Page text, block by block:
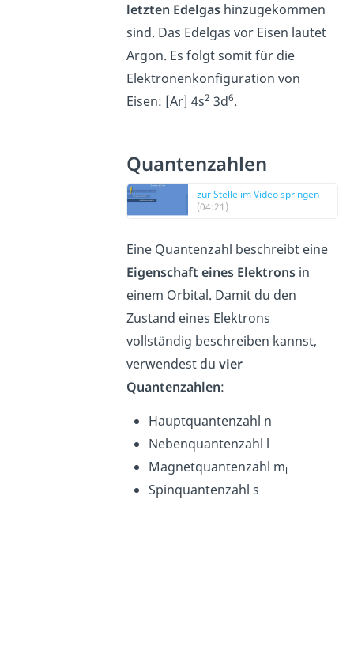
letzten Edelgashinzugekommen
sind. Das Edelgas vor Eisen lautet
Argon. Es folgt somit für die
Elektronenkonfiguration von
Eisen: [Ar] 4s2 3d6.
Quantenzahlen
zur Stelle im Video springen
(04:21)
Eine Quantenzahl beschreibt eine
Eigenschaft eines Elektronsin
einem Orbital. Damit du den
Zustand eines Elektrons
vollständig beschreiben kannst,
verwendest du vier
Quantenzahlen:
Hauptquantenzahl n
Nebenquantenzahl l
Magnetquantenzahl ml
Spinquantenzahl s